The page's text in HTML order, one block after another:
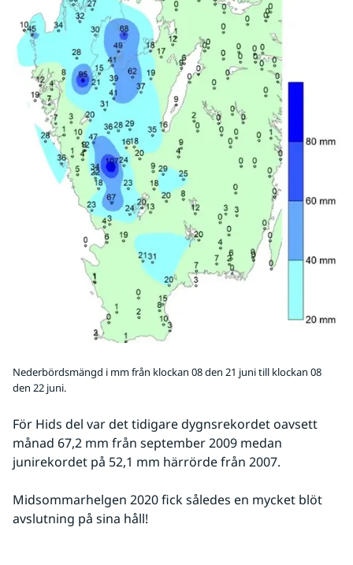
Nederbördsmängd i mm från klockan 08 den 21 juni till klockan 08
den 22 juni.
För Hids del var det tidigare dygnsrekordet oavsett
månad 67,2 mm från september 2009 medan
junirekordet på 52,1 mm härrörde från 2007.
Midsommarhelgen 2020 fick således en mycket blöt
avslutning på sina håll!